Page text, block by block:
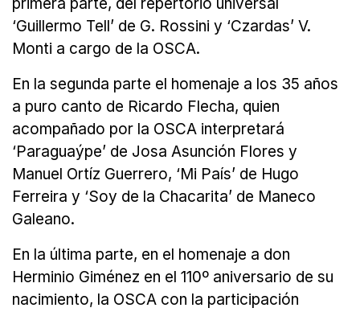
primera parte, del repertorio universal
‘Guillermo Tell’ de G. Rossini y ‘Czardas’ V.
Monti a cargo de la OSCA.
En la segunda parte el homenaje a los 35 años
a puro canto de Ricardo Flecha, quien
acompañado por la OSCA interpretará
‘Paraguaýpe’ de Josa Asunción Flores y
Manuel Ortíz Guerrero, ‘Mi País’ de Hugo
Ferreira y ‘Soy de la Chacarita’ de Maneco
Galeano.
En la última parte, en el homenaje a don
Herminio Giménez en el 110º aniversario de su
nacimiento, la OSCA con la participación